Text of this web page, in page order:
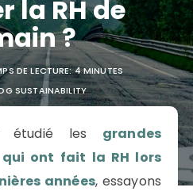
la RH de
?
DE LECTURE:4 MINUTES
SUSTAINABILITY
étudié les grandes
ont fait la RH lors
années, essayons